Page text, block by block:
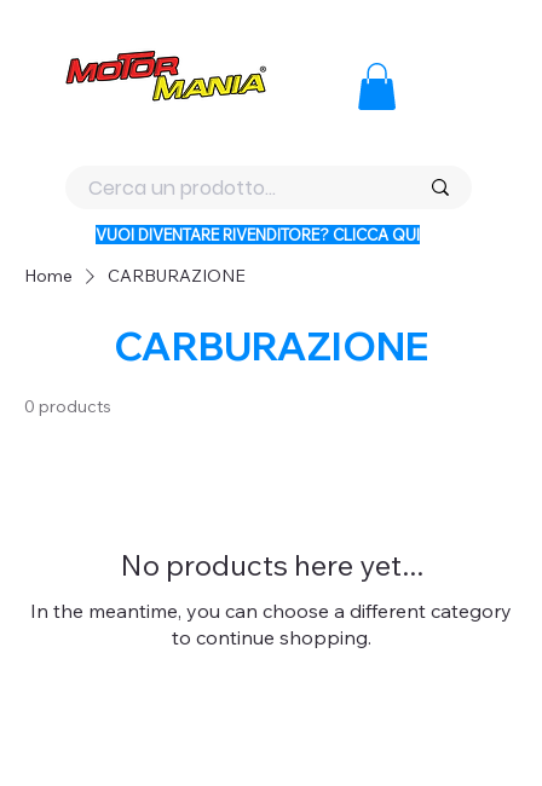
VUOI DIVENTARE RIVENDITORE? CLICCA QUI
Home CARBURAZIONE
CARBURAZIONE
0 products
No products here yet...
In the meantime, you can choose a different category
to continue shopping.